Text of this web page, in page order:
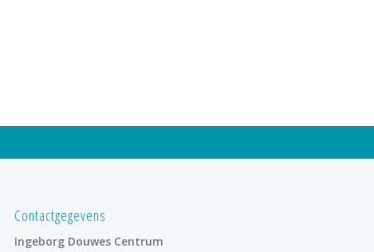
Contactgegevens
Ingeborg Douwes Centrum